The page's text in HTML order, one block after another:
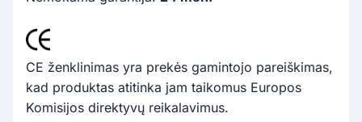
CE ženklinimas yra prekės gamintojo pareiškimas,
kad produktas atitinka jam taikomus Europos
Komisijos direktyvų reikalavimus.